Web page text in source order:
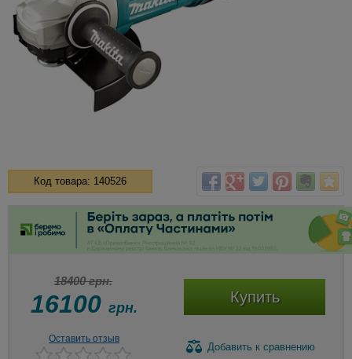
Код товара: 140526
18400 грн.
16100 грн.
Купить
Оставить отзыв
Добавить к сравнению